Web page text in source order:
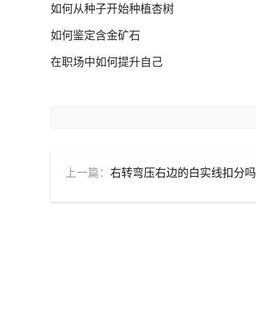
如何从种子开始种植杏树
如何鉴定含金矿石
在职场中如何提升自己
上一篇： 右转弯压右边的白实线扣分吗